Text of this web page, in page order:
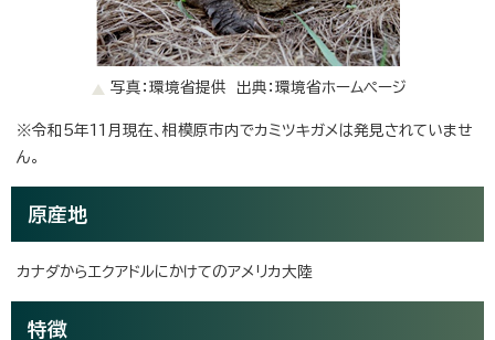
写真：環境省提供 出典：環境省ホームページ
※令和5年11月現在、相模原市内でカミツキガメは発見されていませ
ん。
原産地
カナダからエクアドルにかけてのアメリカ大陸
特徴